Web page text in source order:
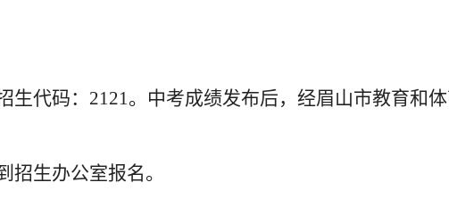
生代码：2121。中考成绩发布后，经眉山市教育和
招生办公室报名。